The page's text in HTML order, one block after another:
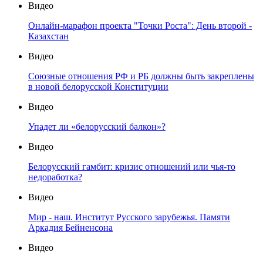
Видео
Онлайн-марафон проекта "Точки Роста": День второй -
Казахстан
Видео
Союзные отношения РФ и РБ должны быть закреплены
в новой белорусской Конституции
Видео
Упадет ли «белорусский балкон»?
Видео
Белорусский гамбит: кризис отношений или чья-то
недоработка?
Видео
Мир - наш. Институт Русского зарубежья. Памяти
Аркадия Бейненсона
Видео